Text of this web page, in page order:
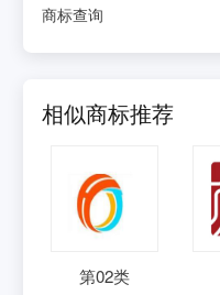
商标查询
相似商标推荐
第02类